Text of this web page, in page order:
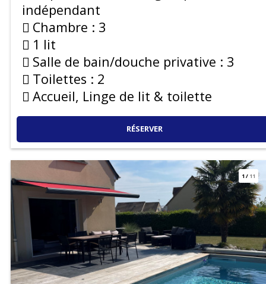
indépendant
Chambre : 3
1 lit
Salle de bain/douche privative : 3
Toilettes : 2
Accueil, Linge de lit & toilette
RÉSERVER
1/ 11